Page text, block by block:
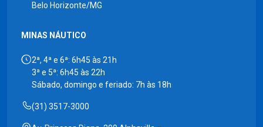
Belo Horizonte/MG
MINAS NÁUTICO
2ª, 4ª e 6ª: 6h45 às 21h
3ª e 5ª: 6h45 às 22h
Sábado, domingo e feriado: 7h às 18h
(31) 3517-3000